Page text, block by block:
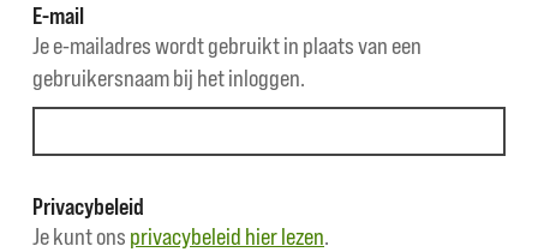
E-mail
Je e-mailadres wordt gebruikt in plaats van een
gebruikersnaam bij het inloggen.
Privacybeleid
Je kunt ons privacybeleid hier lezen.